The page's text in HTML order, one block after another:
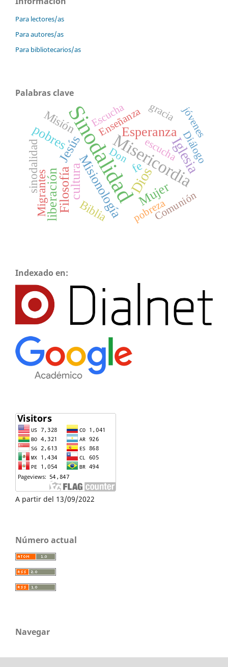
Para lectores/as
Para autores/as
Para bibliotecarios/as
Palabras clave
SinodalidadMisericordia
Dios
Iglesia
Esperanza
Filosofía Mujer
Misionología
cultura
Jesús
liberación
pobres
Biblia
sinodalidad fe
Misión
Migrantes pobrezaComunión
Enseñanza
Escucha
escucha
gracia
Diálogo
jóvenes
Don
Indexado en:
A partir del 13/09/2022
Número actual
Navegar